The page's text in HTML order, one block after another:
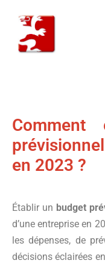
en 2023 ?
Établir un budget
d’une entreprise en
les dépenses, de
décisions éclairées